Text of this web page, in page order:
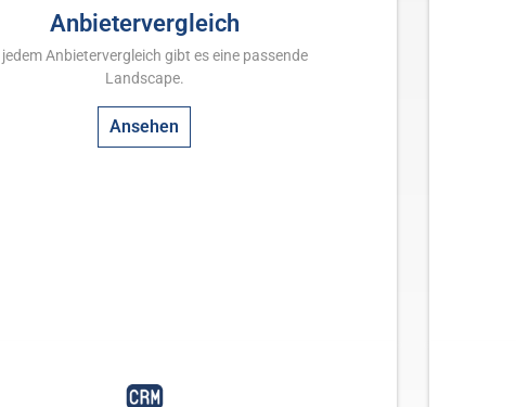
Anbietervergleich
Anbietervergleich gibt es eine passende
Landscape.
Ansehen